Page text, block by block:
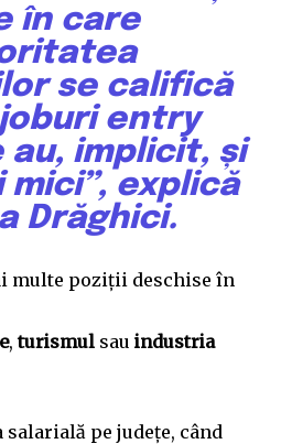
în care
se califică
entry
au, implicit, și
mici”, explică
Drăghici.
multe poziții deschise în
,turismul sau industria
pe județe, când